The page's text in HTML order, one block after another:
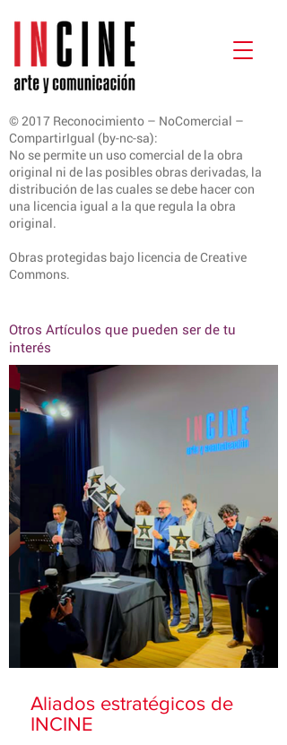
© 2017 Reconocimiento – NoComercial –
CompartirIgual (by-nc-sa):
No se permite un uso comercial de la obra
original ni de las posibles obras derivadas, la
distribución de las cuales se debe hacer con
una licencia igual a la que regula la obra
original.
Obras protegidas bajo licencia de Creative
Commons.
Otros Artículos que pueden ser de tu
interés
Aliados estratégicos de
INCINE